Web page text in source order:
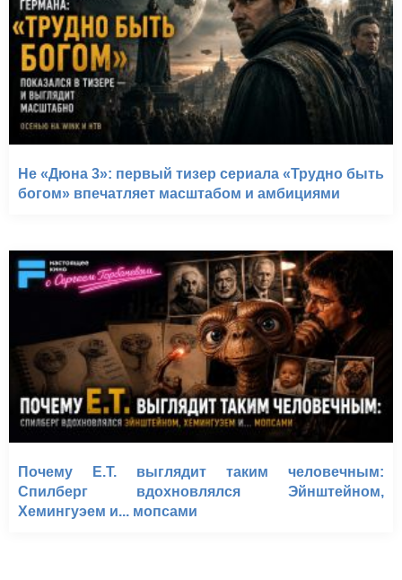
Не «Дюна 3»: первый тизер сериала «Трудно быть
богом» впечатляет масштабом и амбициями
Почему E.T. выглядит таким человечным:
Спилберг вдохновлялся Эйнштейном,
Хемингуэем и... мопсами